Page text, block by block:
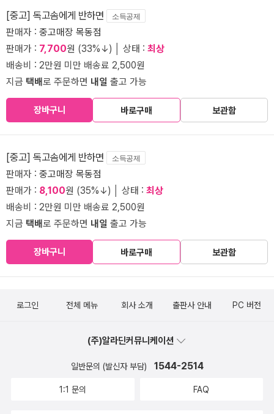
[중고] 독고솜에게 반하면 소득공제
판매자 : 중고매장 목동점
판매가 : 7,700원 (33%↓) │ 상태 : 최상
배송비 : 2만원 미만 배송료 2,500원
지금 택배로 주문하면 내일 출고 가능
장바구니 바로구매 보관함
[중고] 독고솜에게 반하면 소득공제
판매자 : 중고매장 목동점
판매가 : 8,100원 (35%↓) │ 상태 : 최상
배송비 : 2만원 미만 배송료 2,500원
지금 택배로 주문하면 내일 출고 가능
장바구니 바로구매 보관함
로그인 전체 메뉴 회사 소개 출판사 안내 PC 버전
(주)알라딘커뮤니케이션
일반문의 (발신자 부담) 1544-2514
1:1 문의 FAQ